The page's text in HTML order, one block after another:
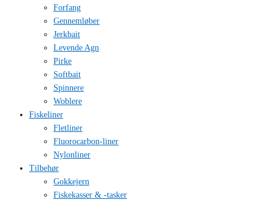
Forfang
Gennemløber
Jerkbait
Levende Agn
Pirke
Softbait
Spinnere
Woblere
Fiskeliner
Fletliner
Fluorocarbon-liner
Nylonliner
Tilbehør
Gokkejern
Fiskekasser & -tasker